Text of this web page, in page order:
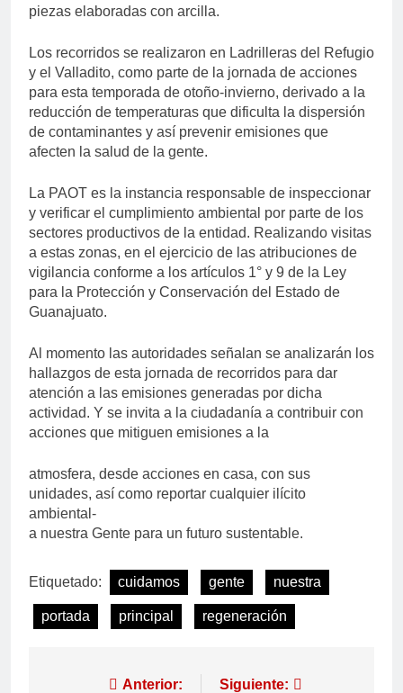
piezas elaboradas con arcilla.
Los recorridos se realizaron en Ladrilleras del Refugio
y el Valladito, como parte de la jornada de acciones
para esta temporada de otoño-invierno, derivado a la
reducción de temperaturas que dificulta la dispersión
de contaminantes y así prevenir emisiones que
afecten la salud de la gente.
La PAOT es la instancia responsable de inspeccionar
y verificar el cumplimiento ambiental por parte de los
sectores productivos de la entidad. Realizando visitas
a estas zonas, en el ejercicio de las atribuciones de
vigilancia conforme a los artículos 1° y 9 de la Ley
para la Protección y Conservación del Estado de
Guanajuato.
Al momento las autoridades señalan se analizarán los
hallazgos de esta jornada de recorridos para dar
atención a las emisiones generadas por dicha
actividad. Y se invita a la ciudadanía a contribuir con
acciones que mitiguen emisiones a la
atmosfera, desde acciones en casa, con sus
unidades, así como reportar cualquier ilícito
ambiental-
a nuestra Gente para un futuro sustentable.
Etiquetado: cuidamos gente nuestra
portada principal regeneración
Anterior: Siguiente: